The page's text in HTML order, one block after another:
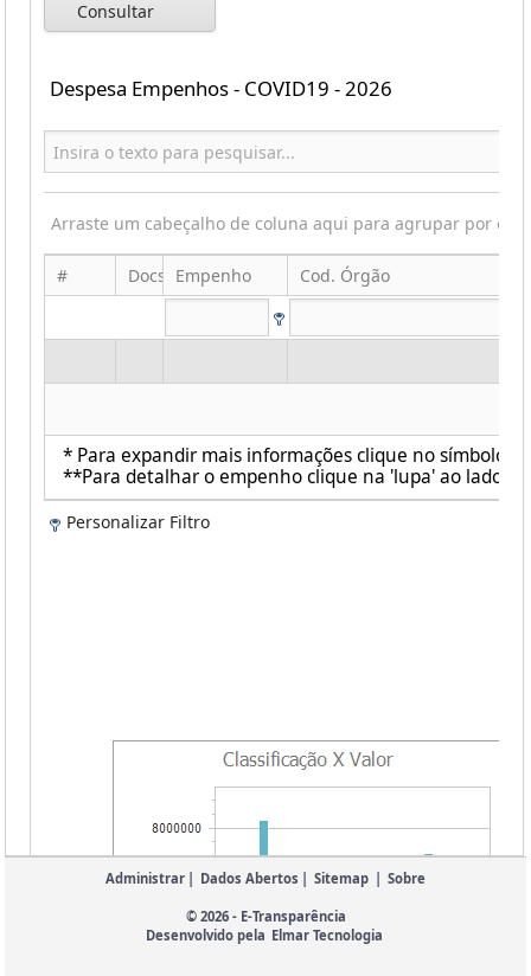
Consultar
Despesa Empenhos - COVID19 - 2026
Arraste um cabeçalho de coluna aqui para agrupar por
* Para expandir mais informações clique no símbolo
**Para detalhar o empenho clique na 'lupa' ao lado
# Docs Empenho Cod. Órgão
Personalizar Filtro
Administrar Dados Abertos Sitemap Sobre
© 2026 - E-Transparência
Desenvolvido pela Elmar Tecnologia